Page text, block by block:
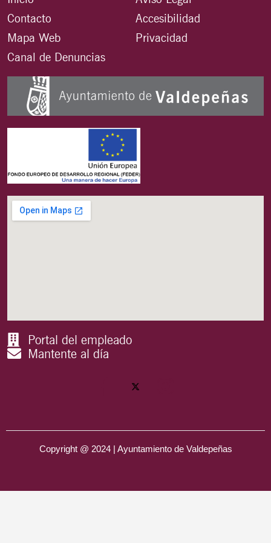
Contacto
Mapa Web
Canal de Denuncias
Accesibilidad
Privacidad
Portal del empleado
Mantente al día
Copyright @ 2024 | Ayuntamiento de Valdepeñas